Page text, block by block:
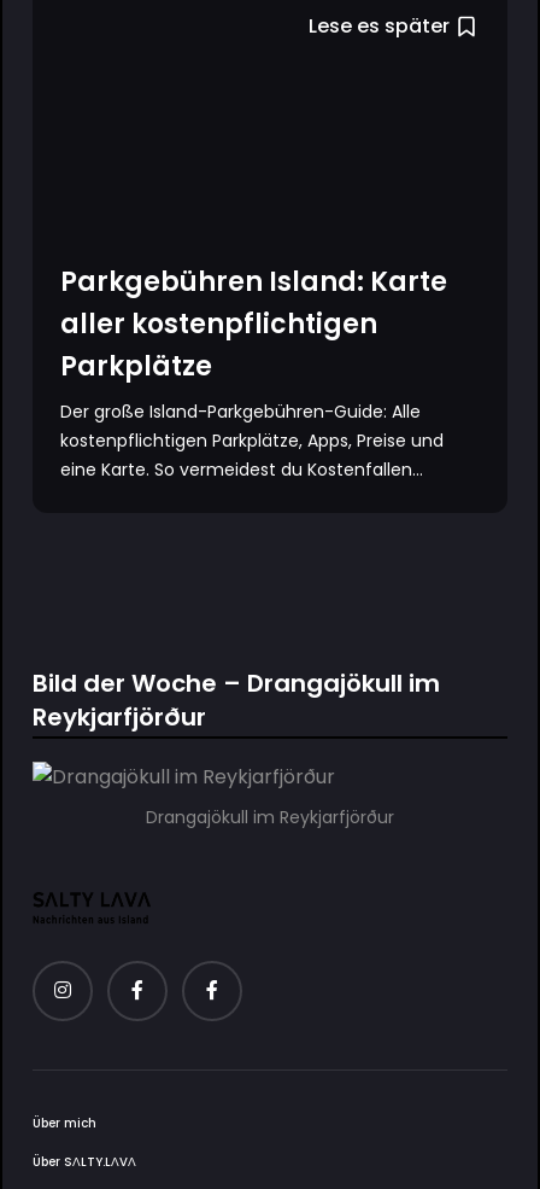
Lese es später
Parkgebühren Island: Karte
aller kostenpflichtigen
Parkplätze
Der große Island-Parkgebühren-Guide: Alle
kostenpflichtigen Parkplätze, Apps, Preise und
eine Karte. So vermeidest du Kostenfallen...
Bild der Woche – Drangajökull im
Reykjarfjörður
Drangajökull im Reykjarfjörður
Über mich
Über SΛLTY.LΛVΛ